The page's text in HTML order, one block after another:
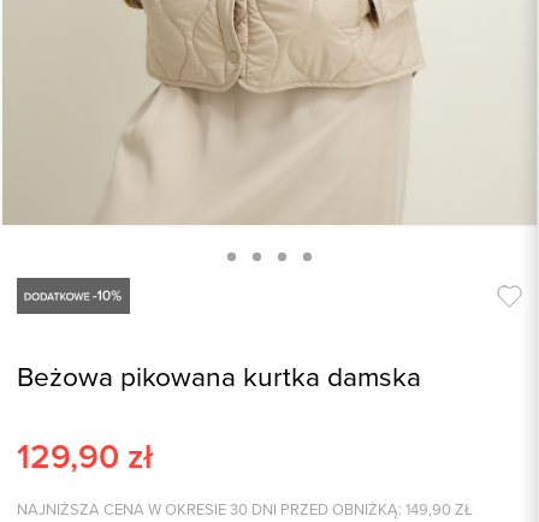
Beżowa pikowana kurtka damska
129,90 zł
NAJNIŻSZA CENA W OKRESIE 30 DNI PRZED OBNIŻKĄ: 149,90 ZŁ